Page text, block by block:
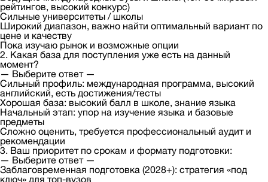
рейтингов, высокий конкурс)
Сильные университеты / школы
Широкий диапазон, важно найти оптимальный вариант по
цене и качеству
Пока изучаю рынок и возможные опции
2. Какая база для поступления уже есть на данный
момент?
— Выберите ответ —
Сильный профиль: международная программа, высокий
английский, есть достижения/тесты
Хорошая база: высокий балл в школе, знание языка
Начальный этап: упор на изучение языка и базовые
предметы
Сложно оценить, требуется профессиональный аудит и
рекомендации
3. Ваш приоритет по срокам и формату подготовки:
— Выберите ответ —
Заблаговременная подготовка (2028+): стратегия «под
ключ» для топ-вузов